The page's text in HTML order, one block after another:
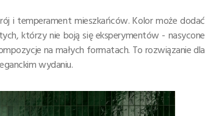
i temperament mieszkańców. Kolor może dodać
którzy nie boją się eksperymentów - nasycone
na małych formatach. To rozwiązanie dla
wydaniu.